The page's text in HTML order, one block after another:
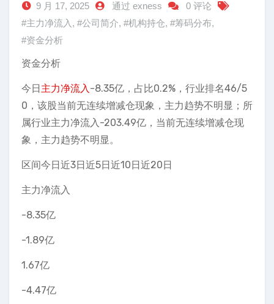
9 月 17, 2025 通过 exness
0 评论
#主力净流入 , #公司简介, #机构持仓, #筹码分布,
#资金分析
资金分析
今日 主力净流入-8.35亿，占比0.2%，行业排名46/5
0，该股当前无连续增减仓现象，主力趋势不明显；所
属行业主力净流入-203.49亿，当前无连续增减仓现
象，主力趋势不明显。
区间今日近3日近5日近10日近20日
主力净流入
-8.35亿
-1.89亿
1.67亿
-4.47亿